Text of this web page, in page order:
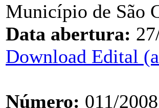
Município de São
Data abertura:
Download Edital
Número: 011/2008